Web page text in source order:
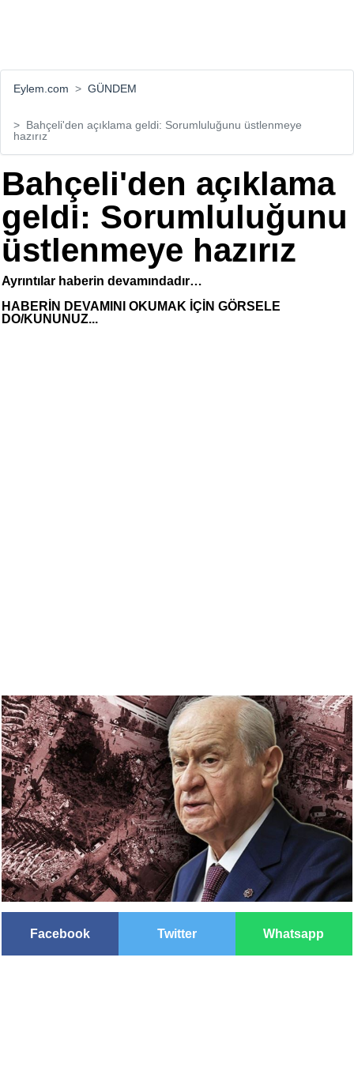
Eylem.com GÜNDEM
Bahçeli'den açıklama geldi: Sorumluluğunu üstlenmeye
hazırız
Bahçeli'den açıklama
geldi: Sorumluluğunu
üstlenmeye hazırız
Ayrıntılar haberin devamındadır…
HABERİN DEVAMINI OKUMAK İÇİN GÖRSELE
DO/KUNUNUZ...
Facebook Twitter Whatsapp